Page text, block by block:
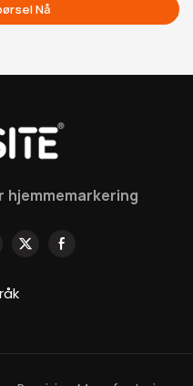
Nå